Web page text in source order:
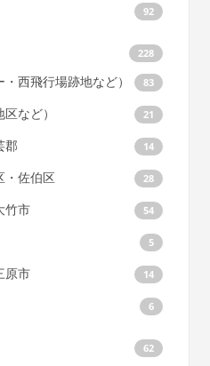
92
228
西飛行場跡地など） 83
など） 21
郡 14
・佐伯区 28
竹市 54
5
原市 14
6
62